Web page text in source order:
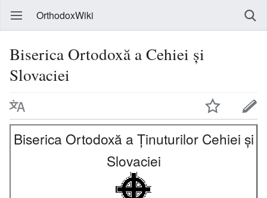
OrthodoxWiki
Biserica Ortodoxă a Cehiei și
Slovaciei
Biserica Ortodoxă a Ținuturilor Cehiei și
Slovaciei